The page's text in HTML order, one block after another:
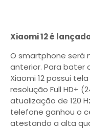
Xiaomi 12 é
O smartphone será
anterior. Para bater
Xiaomi 12 possui
resolução Full HD+
atualização de 120
telefone ganhou o
atestando a alta